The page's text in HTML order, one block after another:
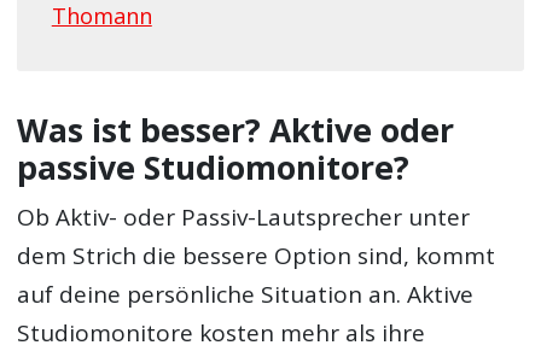
Thomann
Was ist besser? Aktive oder
passive Studiomonitore?
Ob Aktiv- oder Passiv-Lautsprecher unter
dem Strich die bessere Option sind, kommt
auf deine persönliche Situation an. Aktive
Studiomonitore kosten mehr als ihre